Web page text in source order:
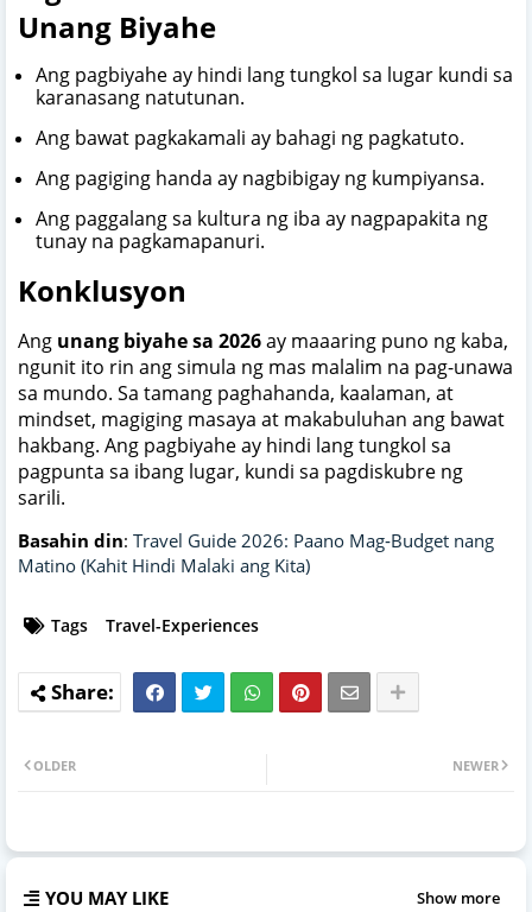
Unang Biyahe
Ang pagbiyahe ay hindi lang tungkol sa lugar kundi sa
karanasang natutunan.
Ang bawat pagkakamali ay bahagi ng pagkatuto.
Ang pagiging handa ay nagbibigay ng kumpiyansa.
Ang paggalang sa kultura ng iba ay nagpapakita ng
tunay na pagkamapanuri.
Konklusyon
Ang unang biyahe sa 2026ay maaaring puno ng kaba,
ngunit ito rin ang simula ng mas malalim na pag-unawa
sa mundo. Sa tamang paghahanda, kaalaman, at
mindset, magiging masaya at makabuluhan ang bawat
hakbang. Ang pagbiyahe ay hindi lang tungkol sa
pagpunta sa ibang lugar, kundi sa pagdiskubre ng
sarili.
Basahin din: Travel Guide 2026: Paano Mag‑Budget nang
Matino (Kahit Hindi Malaki ang Kita)
Tags Travel-Experiences
NEWER
OLDER
YOU MAY LIKE Show more